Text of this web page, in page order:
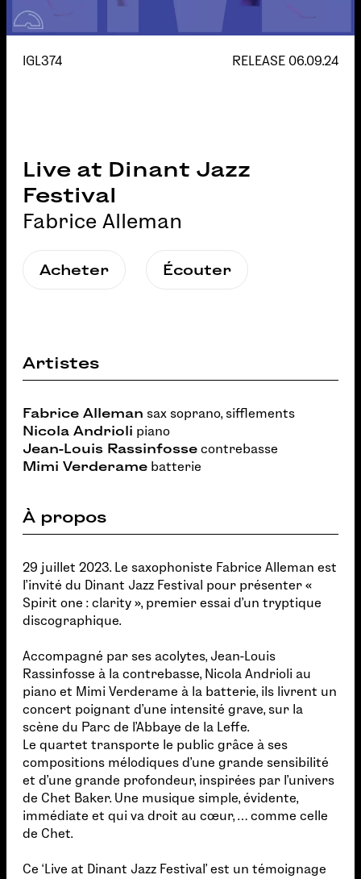
IGL374 RELEASE 06.09.24
Live at Dinant Jazz
Festival
Fabrice Alleman
Acheter Écouter
Artistes
Fabrice Alleman sax soprano, sifflements
Nicola Andrioli piano
Jean-Louis Rassinfosse contrebasse
Mimi Verderame batterie
À propos
29 juillet 2023. Le saxophoniste Fabrice Alleman est
l’invité du Dinant Jazz Festival pour présenter «
Spirit one : clarity », premier essai d’un tryptique
discographique.
Accompagné par ses acolytes, Jean-Louis
Rassinfosse à la contrebasse, Nicola Andrioli au
piano et Mimi Verderame à la batterie, ils livrent un
concert poignant d’une intensité grave, sur la
scène du Parc de l’Abbaye de la Leffe.
Le quartet transporte le public grâce à ses
compositions mélodiques d’une grande sensibilité
et d’une grande profondeur, inspirées par l’univers
de Chet Baker. Une musique simple, évidente,
immédiate et qui va droit au cœur, … comme celle
de Chet.
Ce ‘Live at Dinant Jazz Festival’ est un témoignage